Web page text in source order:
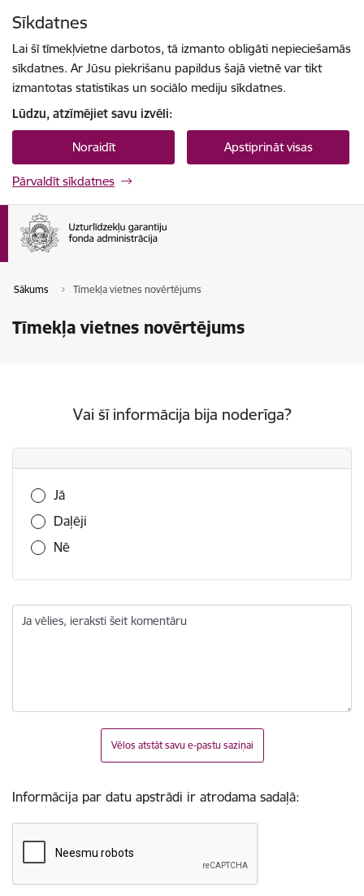
Sīkdatnes
Lai šī tīmekļvietne darbotos, tā izmanto obligāti nepieciešamās
sīkdatnes. Ar Jūsu piekrišanu papildus šajā vietnē var tikt
izmantotas statistikas un sociālo mediju sīkdatnes.
Lūdzu, atzīmējiet savu izvēli:
Noraidīt Apstiprināt visas
Pārvaldīt sīkdatnes
Sākums Tīmekļa vietnes novērtējums
Tīmekļa vietnes novērtējums
Vai šī informācija bija noderīga?
Vai šī informācija bija noderīga?
Jā
Daļēji
Nē
Ja vēlies, ieraksti šeit komentāru
Vēlos atstāt savu e-pastu saziņai
Informācija par datu apstrādi ir atrodama sadaļā: